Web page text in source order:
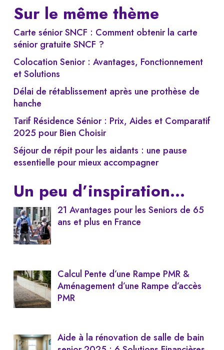
Sur le même thème
Carte sénior SNCF : Comment obtenir la carte
sénior gratuite SNCF ?
Colocation Senior : Avantages, Fonctionnement
et Solutions
Délai de rétablissement après une prothèse de
hanche
Tarif Résidence Sénior : Prix, Aides et Comparatif
2025 pour Bien Choisir
Séjour de répit pour les aidants : une pause
essentielle pour mieux accompagner
Un peu d’inspiration…
21 Avantages pour les Seniors de 65
ans et plus en France
Calcul Pente d’une Rampe PMR &
Aménagement d’une Rampe d’accès
PMR
Aide à la rénovation de salle de bain